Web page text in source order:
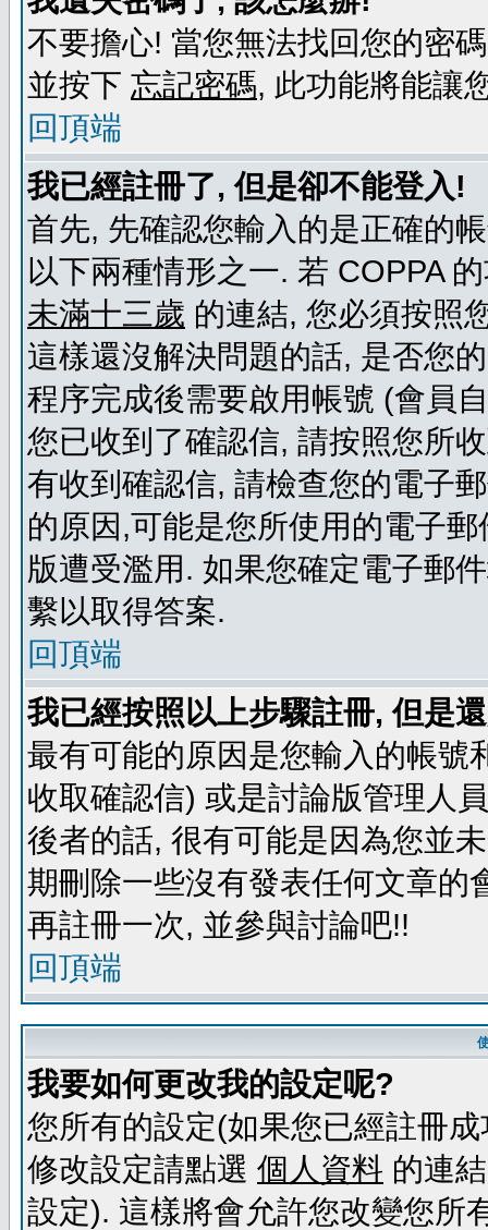
不要擔心! 當您無法找回您的密
並按下 忘記密碼, 此功能將能讓
回頂端
我已經註冊了, 但是卻不能登入!
首先, 先確認您輸入的是正確的
以下兩種情形之一. 若 COPPA
未滿十三歲 的連結, 您必須按照
這樣還沒解決問題的話, 是否您
程序完成後需要啟用帳號 (會員
您已收到了確認信, 請按照您所
有收到確認信, 請檢查您的電子
的原因,可能是您所使用的電子
版遭受濫用. 如果您確定電子郵
繫以取得答案.
回頂端
我已經按照以上步驟註冊, 但是
最有可能的原因是您輸入的帳號
收取確認信) 或是討論版管理人
後者的話, 很有可能是因為您並
期刪除一些沒有發表任何文章的
再註冊一次, 並參與討論吧!!
回頂端
我要如何更改我的設定呢?
您所有的設定(如果您已經註冊
修改設定請點選 個人資料 的連
設定). 這樣將會允許您改變您所